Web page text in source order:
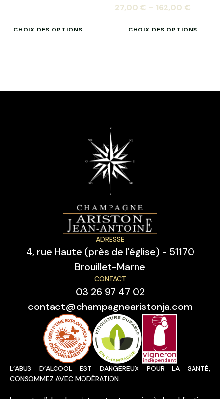
CHOIX DES OPTIONS
27,00 € – 162,00 €
CHOIX DES OPTIONS
ADRESSE
4, rue Haute (près de l'église) - 51170
Brouillet-Marne
CONTACT
03 26 97 47 02
contact@champagnearistonja.com
L’ABUS D’ALCOOL EST DANGEREUX POUR LA SANTÉ,
CONSOMMEZ AVEC MODÉRATION.